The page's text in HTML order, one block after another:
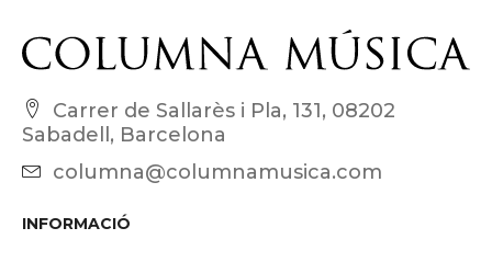
Carrer de Sallarès i Pla, 131, 08202
Sabadell, Barcelona
columna@columnamusica.com
INFORMACIÓ